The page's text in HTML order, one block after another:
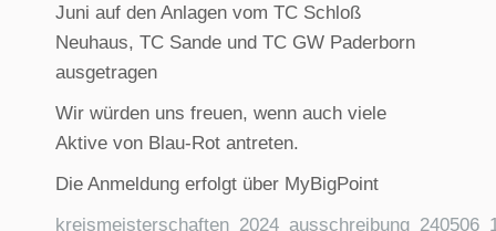
Juni auf den Anlagen vom TC Schloß
Neuhaus, TC Sande und TC GW Paderborn
ausgetragen
Wir würden uns freuen, wenn auch viele
Aktive von Blau-Rot antreten.
Die Anmeldung erfolgt über MyBigPoint